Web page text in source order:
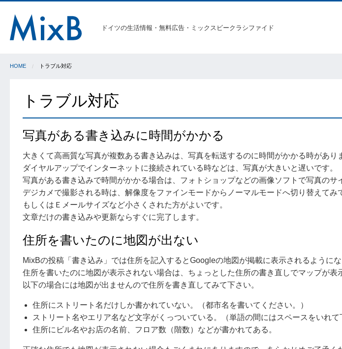
ドイツの生活情報・無料広告・ミックスビークラシファイド
HOME トラブル対応
トラブル対応
写真がある書き込みに時間がかかる
大きくて高画質な写真が複数ある書き込みは、写真を転送するのに時間がかかる時があり
ダイヤルアップでインターネットに接続されている時などは、写真が大きいと遅いです。
写真がある書き込みで時間がかかる場合は、フォトショップなどの画像ソフトで写真のサ
デジカメで撮影される時は、解像度をファインモードからノーマルモードへ切り替えてみ
もしくはＥメールサイズなど小さくされた方がよいです。
文章だけの書き込みや更新ならすぐに完了します。
住所を書いたのに地図が出ない
MixBの投稿「書き込み」では住所を記入するとGoogleの地図が掲載に表示されるようにな
住所を書いたのに地図が表示されない場合は、ちょっとした住所の書き直しでマップが表
以下の場合には地図が出ませんので住所を書き直してみて下さい。
住所にストリート名だけしか書かれていない。（都市名を書いてください。）
ストリート名やエリア名など文字がくっついている。（単語の間にはスペースをいれて
住所にビル名やお店の名前、フロア数（階数）などが書かれてある。